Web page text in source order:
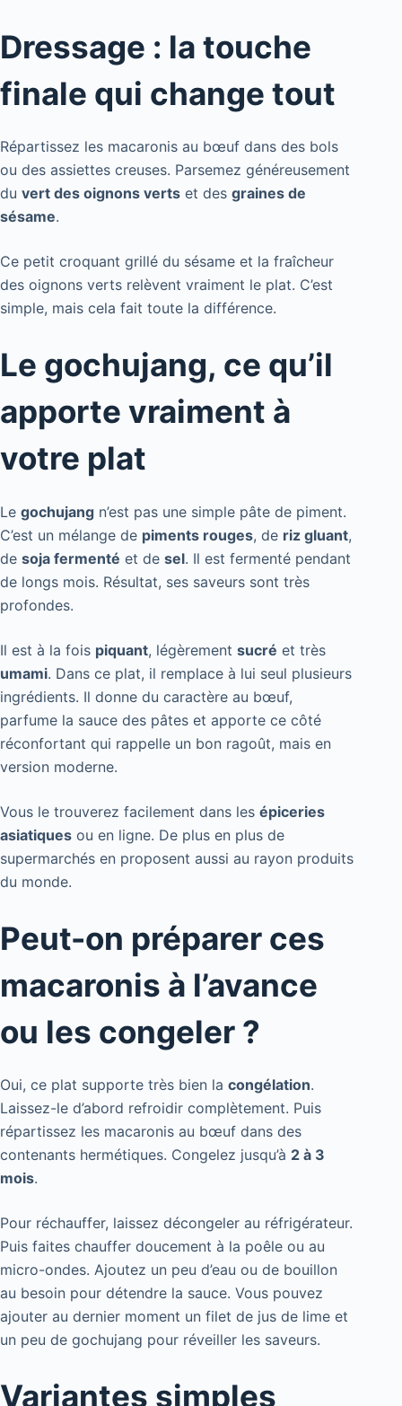
Dressage : la touche
finale qui change tout
Répartissez les macaronis au bœuf dans des bols
ou des assiettes creuses. Parsemez généreusement
du vert des oignons verts et des graines de
sésame.
Ce petit croquant grillé du sésame et la fraîcheur
des oignons verts relèvent vraiment le plat. C’est
simple, mais cela fait toute la différence.
Le gochujang, ce qu’il
apporte vraiment à
votre plat
Le gochujang n’est pas une simple pâte de piment.
C’est un mélange de piments rouges, de riz gluant,
de soja fermenté et de sel. Il est fermenté pendant
de longs mois. Résultat, ses saveurs sont très
profondes.
Il est à la fois piquant, légèrement sucré et très
umami. Dans ce plat, il remplace à lui seul plusieurs
ingrédients. Il donne du caractère au bœuf,
parfume la sauce des pâtes et apporte ce côté
réconfortant qui rappelle un bon ragoût, mais en
version moderne.
Vous le trouverez facilement dans les épiceries
asiatiques ou en ligne. De plus en plus de
supermarchés en proposent aussi au rayon produits
du monde.
Peut-on préparer ces
macaronis à l’avance
ou les congeler ?
Oui, ce plat supporte très bien la congélation.
Laissez-le d’abord refroidir complètement. Puis
répartissez les macaronis au bœuf dans des
contenants hermétiques. Congelez jusqu’à 2 à 3
mois.
Pour réchauffer, laissez décongeler au réfrigérateur.
Puis faites chauffer doucement à la poêle ou au
micro-ondes. Ajoutez un peu d’eau ou de bouillon
au besoin pour détendre la sauce. Vous pouvez
ajouter au dernier moment un filet de jus de lime et
un peu de gochujang pour réveiller les saveurs.
Variantes simples